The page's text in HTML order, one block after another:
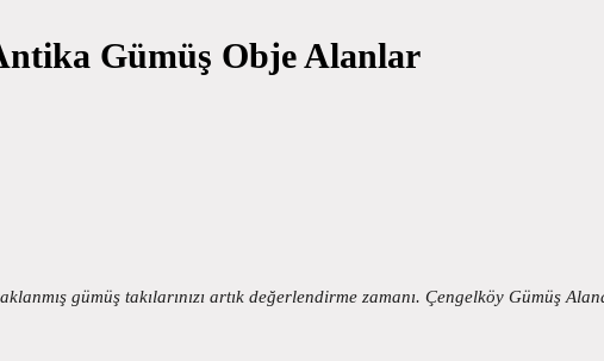
Gümüş Obje Alanlar
gümüş takılarınızı artık değerlendirme zamanı. Çengelköy Gümüş